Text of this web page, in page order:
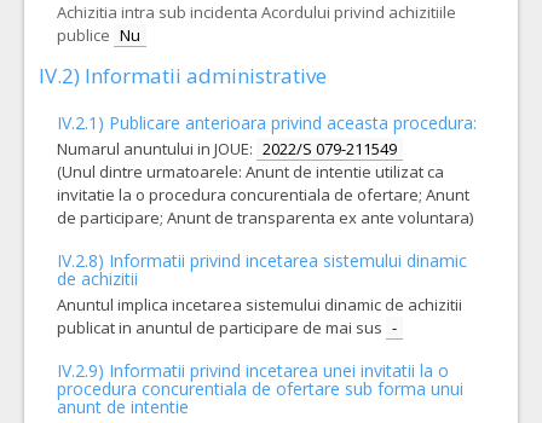
VALOAREA ESTIMATA FARA
TVA:
1.360,00 - 136.000,00 Leu
ATRIBUIT
11.
Cant min si max este specificata in caietul de sarcini, al prezentei documentatii.
COD CPV: 33184200-5 Proteze vasculare (Rev.2)
VALOAREA ESTIMATA FARA
TVA:
14.705,00 - 816.500,00 Leu
ATRIBUIT
2. Proteza vasculara ePTFE(LOT-0002)
COD CPV:
33184200-5 Proteze vasculare (Rev.2)
VALOAREA ESTIMATA FARA
TVA:
74.353,00 - 531.593,00 Leu
ATRIBUIT
Achizitia intra sub incidenta Acordului privind achizitiile
publice Nu
IV.2) Informatii administrative
IV.2.1) Publicare anterioara privind aceasta procedura:
Numarul anuntului in JOUE: 2022/S 079-211549
(Unul dintre urmatoarele: Anunt de intentie utilizat ca
invitatie la o procedura concurentiala de ofertare; Anunt
de participare; Anunt de transparenta ex ante voluntara)
IV.2.8) Informatii privind incetarea sistemului dinamic
de achizitii
Anuntul implica incetarea sistemului dinamic de achizitii
publicat in anuntul de participare de mai sus -
IV.2.9) Informatii privind incetarea unei invitatii la o
procedura concurentiala de ofertare sub forma unui
anunt de intentie